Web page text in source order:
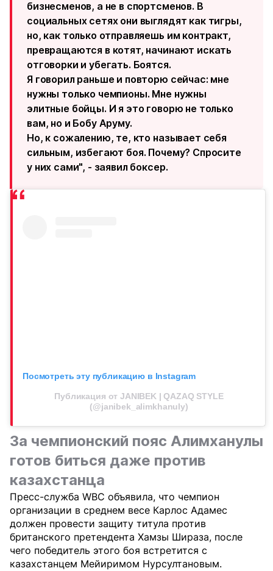
бизнесменов, а не в спортсменов. В
социальных сетях они выглядят как тигры,
но, как только отправляешь им контракт,
превращаются в котят, начинают искать
отговорки и убегать. Боятся.
Я говорил раньше и повторю сейчас: мне
нужны только чемпионы. Мне нужны
элитные бойцы. И я это говорю не только
вам, но и Бобу Аруму.
Но, к сожалению, те, кто называет себя
сильным, избегают боя. Почему? Спросите
у них сами", - заявил боксер.
Посмотреть эту публикацию в Instagram
Публикация от JANIBEK | QAZAQ STYLE
(@janibek_alimkhanuly)
За чемпионский пояс Алимханулы
готов биться даже против
казахстанца
Пресс-служба WBC объявила, что чемпион
организации в среднем весе Карлос Адамес
должен провести защиту титула против
британского претендента Хамзы Шираза, после
чего победитель этого боя встретится с
казахстанцем Мейиримом Нурсултановым.